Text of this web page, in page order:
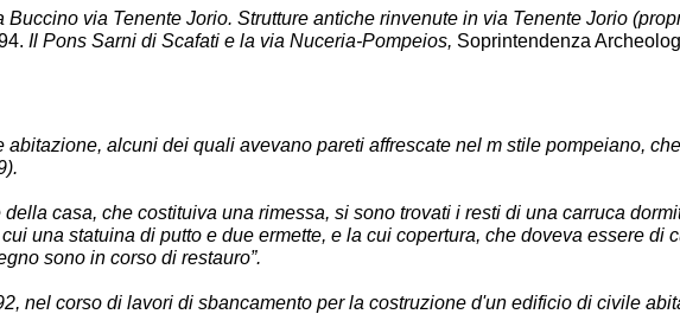
via Tenente Jorio. Strutture antiche rinvenute in via Tenente Jorio
Il Pons Sarni di Scafati e la via Nuceria-Pompeios, Soprintendenza
abitazione, alcuni dei quali avevano pareti affrescate nel m stile pompeiano,
casa, che costituiva una rimessa, si sono trovati i resti di una carruca
una statuina di putto e due ermette, e la cui copertura, che doveva essere di
sono in corso di restauro”.
nel corso di lavori di sbancamento per la costruzione d'un edificio di civile